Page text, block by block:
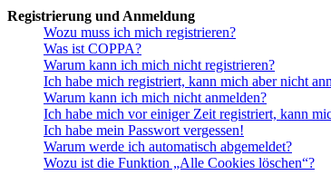
Registrierung und Anmeldung
Wozu muss ich mich registrieren?
Was ist COPPA?
Warum kann ich mich nicht registrieren?
Ich habe mich registriert, kann mich aber nicht
Warum kann ich mich nicht anmelden?
Ich habe mich vor einiger Zeit registriert, kann
Ich habe mein Passwort vergessen!
Warum werde ich automatisch abgemeldet?
Wozu ist die Funktion „Alle Cookies löschen“?